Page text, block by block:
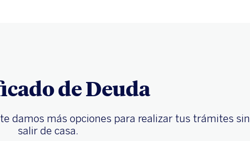
de Deuda
damos más opciones para realizar tus trámites sin
salir de casa.